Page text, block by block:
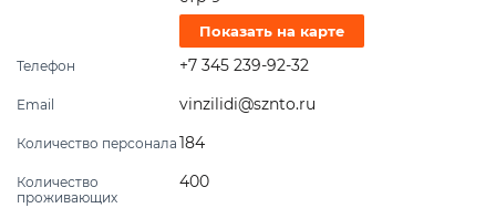
Показать на карте
Телефон +7 345 239-92-32
Email vinzilidi@sznto.ru
Количество персонала 184
Количество
проживающих
400